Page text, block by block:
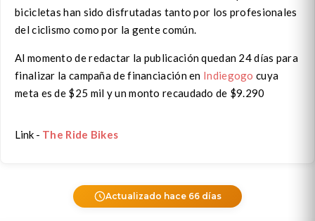
bicicletas han sido disfrutadas tanto por los profesionales
del ciclismo como por la gente común.
Al momento de redactar la publicación quedan 24 días para
finalizar la campaña de financiación en Indiegogocuya
meta es de $25 mil y un monto recaudado de $9.290
Link - The Ride Bikes
Actualizado hace 66 días